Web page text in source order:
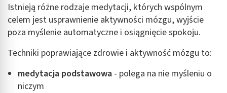
Istnieją różne rodzaje medytacji, których wspólnym
celem jest usprawnienie aktywności mózgu, wyjście
poza myślenie automatyczne i osiągnięcie spokoju.
Techniki poprawiające zdrowie i aktywność mózgu to:
medytacja podstawowa - polega na nie myśleniu o
niczym